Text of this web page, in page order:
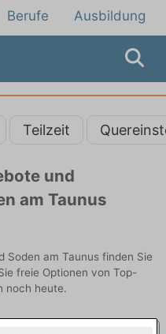
Berufe Ausbildung
Teilzeit
und
am Taunus
Soden am Taunus finden Sie
freie Optionen von Top-
noch heute.